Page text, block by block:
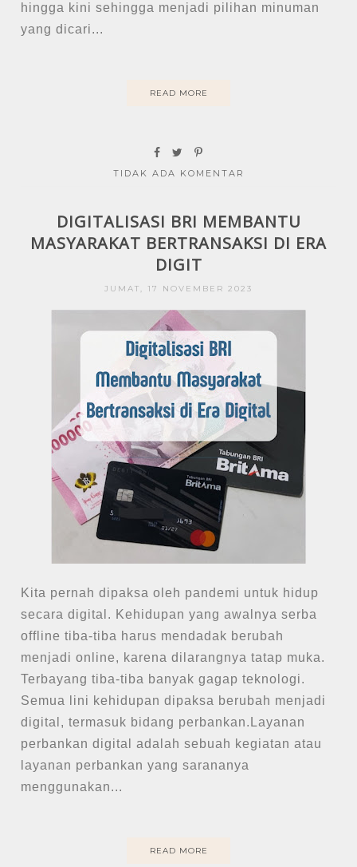
hingga kini sehingga menjadi pilihan minuman
yang dicari...
READ MORE
TIDAK ADA KOMENTAR
DIGITALISASI BRI MEMBANTU
MASYARAKAT BERTRANSAKSI DI ERA
DIGIT
JUMAT, 17 NOVEMBER 2023
Kita pernah dipaksa oleh pandemi untuk hidup
secara digital. Kehidupan yang awalnya serba
offline tiba-tiba harus mendadak berubah
menjadi online, karena dilarangnya tatap muka.
Terbayang tiba-tiba banyak gagap teknologi.
Semua lini kehidupan dipaksa berubah menjadi
digital, termasuk bidang perbankan.Layanan
perbankan digital adalah sebuah kegiatan atau
layanan perbankan yang sarananya
menggunakan...
READ MORE